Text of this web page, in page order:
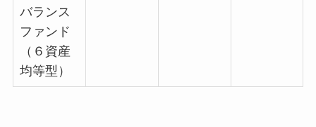
バランス
ファンド
（６資産
均等型）